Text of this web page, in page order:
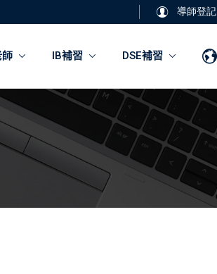
導師登記
IB補習 DSE補習